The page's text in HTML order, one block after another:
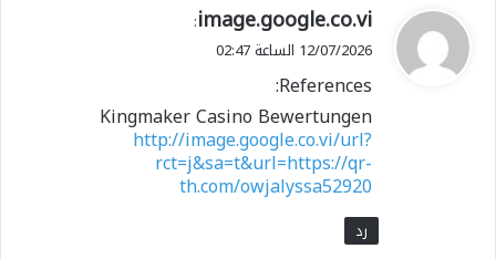
ي
ق
ل
image.google.co.vi
:
12/07/2026 الساعة 02:47
References:
Kingmaker Casino Bewertungen
http://image.google.co.vi/url?
rct=j&sa=t&url=https://qr-
th.com/owjalyssa52920
رد